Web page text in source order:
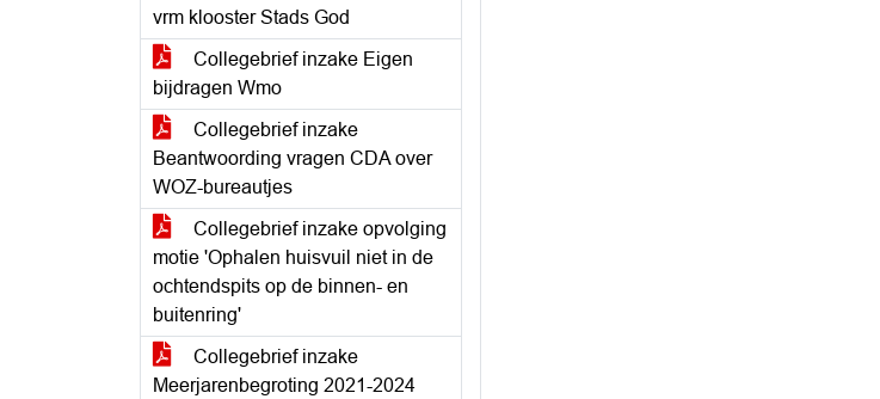
vrm klooster Stads God
Collegebrief inzake Eigen
bijdragen Wmo
Collegebrief inzake
Beantwoording vragen CDA over
WOZ-bureautjes
Collegebrief inzake opvolging
motie 'Ophalen huisvuil niet in de
ochtendspits op de binnen- en
buitenring'
Collegebrief inzake
Meerjarenbegroting 2021-2024